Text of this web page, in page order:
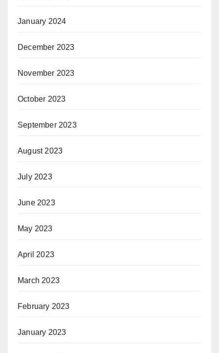
January 2024
December 2023
November 2023
October 2023
September 2023
August 2023
July 2023
June 2023
May 2023
April 2023
March 2023
February 2023
January 2023